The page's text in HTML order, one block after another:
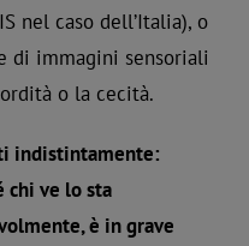
nel caso dell’Italia), o
di immagini sensoriali
o la cecità.
indistintamente:
chi ve lo sta
è in grave